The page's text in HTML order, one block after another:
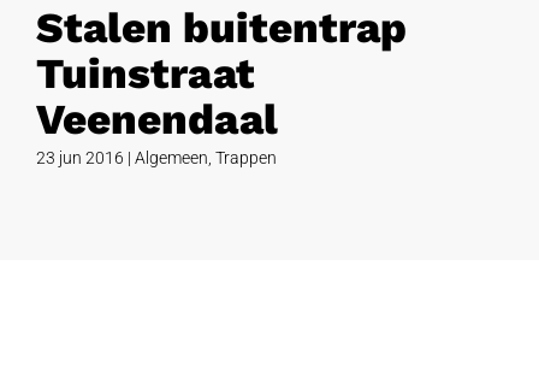
Stalen buitentrap
Tuinstraat
Veenendaal
23 jun 2016 | Algemeen Trappen